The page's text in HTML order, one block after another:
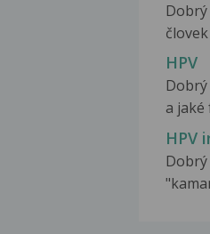
Dobrý
HPV
Dobrý
a jaké
HPV
Dobrý